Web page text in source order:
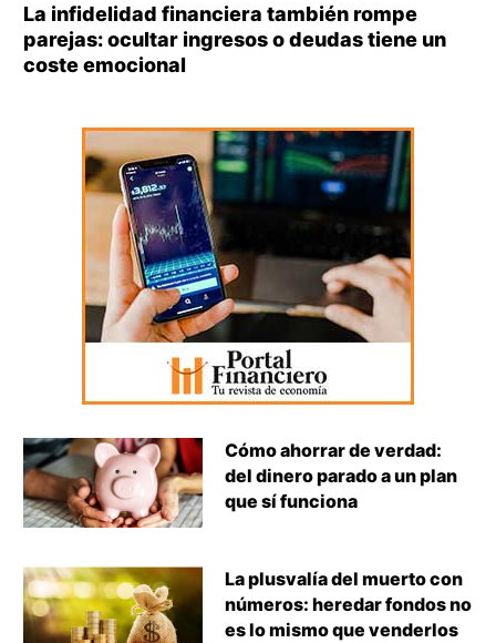
La infidelidad financiera también rompe
parejas: ocultar ingresos o deudas tiene un
coste emocional
Cómo ahorrar de verdad:
del dinero parado a un plan
que sí funciona
La plusvalía del muerto con
números: heredar fondos no
es lo mismo que venderlos